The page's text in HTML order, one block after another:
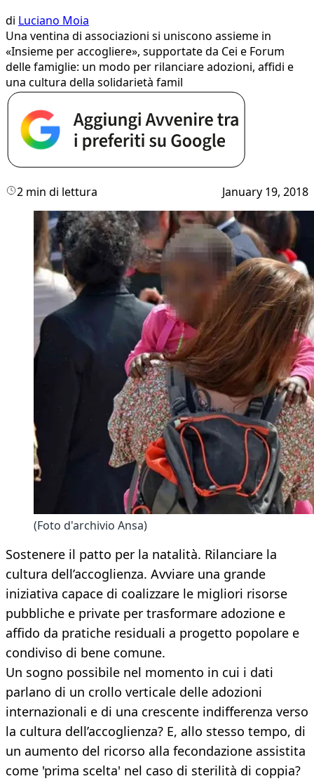
di Luciano Moia
Una ventina di associazioni si uniscono assieme in
«Insieme per accogliere», supportate da Cei e Forum
delle famiglie: un modo per rilanciare adozioni, affidi e
una cultura della solidarietà famil
2 min di lettura January 19, 2018
(Foto d'archivio Ansa)
Sostenere il patto per la natalità. Rilanciare la
cultura dell’accoglienza. Avviare una grande
iniziativa capace di coalizzare le migliori risorse
pubbliche e private per trasformare adozione e
affido da pratiche residuali a progetto popolare e
condiviso di bene comune.
Un sogno possibile nel momento in cui i dati
parlano di un crollo verticale delle adozioni
internazionali e di una crescente indifferenza verso
la cultura dell’accoglienza? E, allo stesso tempo, di
un aumento del ricorso alla fecondazione assistita
come 'prima scelta' nel caso di sterilità di coppia?